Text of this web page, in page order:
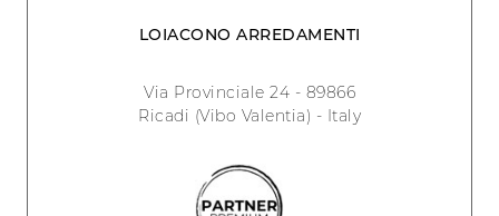
LOIACONO ARREDAMENTI
Via Provinciale 24 - 89866
Ricadi (Vibo Valentia) - Italy